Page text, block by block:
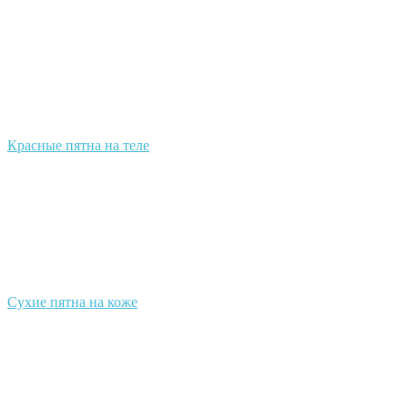
Красные пятна на теле
Сухие пятна на коже